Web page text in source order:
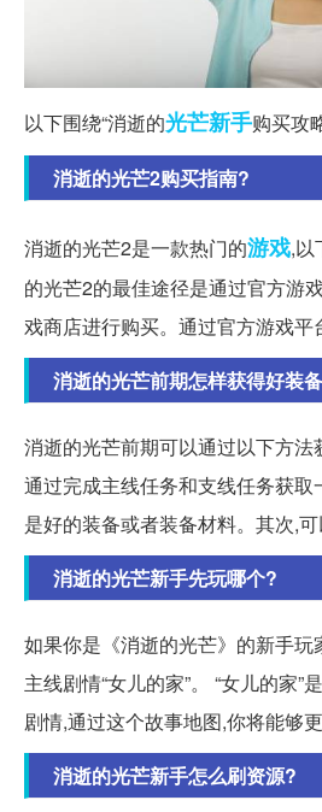
以下围绕“消逝的光芒新手购买攻
消逝的光芒2购买指南?
消逝的光芒2是一款热门的游戏,以
的光芒2的最佳途径是通过官方游
戏商店进行购买。通过官方游戏平
消逝的光芒前期怎样获得好装
消逝的光芒前期可以通过以下方法
通过完成主线任务和支线任务获取
是好的装备或者装备材料。其次,可
消逝的光芒新手先玩哪个?
如果你是《消逝的光芒》的新手玩
主线剧情“女儿的家”。 “女儿的家”
剧情,通过这个故事地图,你将能够更
消逝的光芒新手怎么刷资源?